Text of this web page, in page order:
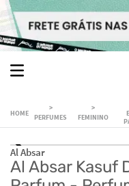
PERFUMES FEMININO
Al Absar
Al Absar Kasuf